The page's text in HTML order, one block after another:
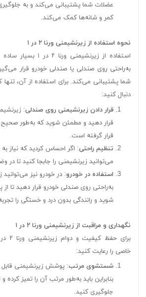
عضلات شما پشتیبانی می‌کند و به
کمر و شانه‌ها کمک می‌کند.
نحوه استفاده از زیرنشیمنی ورنا ۲ در ۱
استفاده از زیرنشیمنی
به‌راحتی روی صندلی یا صندلی خودرو قرار
شما پشتیبانی می‌کند. برای استفاده از آن، تنها
دنبال کنید:
قرار دادن زیرنشیمنی روی صندلی:
قرار دهید و مطمئن شوید که به‌طور
قرار گرفته است.
تنظیم راحتی: اگر احساس کردید که نیاز به
می‌توانید زیرنشیمنی را جابجا کنید تا در
استفاده در خودرو: در خودرو نیز می‌توانید
به‌راحتی روی صندلی خودرو قرار دهید تا از
شوید و رانندگی بدون درد و خستگی را
نگهداری و مراقبت از زیرنشیمنی ورنا ۲ در ۱
خاصی را رعایت کنید:
شستشوی مرتب: پوشش زیرنشیمنی
بنابراین باید به‌طور مرتب آن را تمیز کرده
جلوگیری کنید.